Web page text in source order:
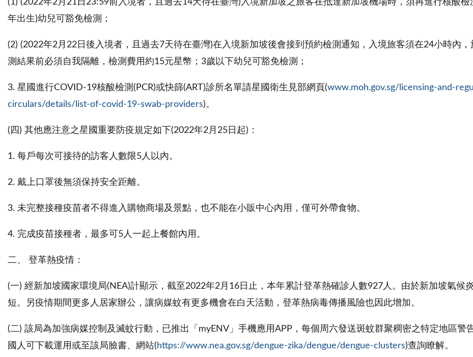
(1) (2022年2月21日23:59前入境者，且過去14天待在臺灣)入境新加坡之旅客在抵達新加坡機場時，須再進行核酸
年出生)幼兒可豁免檢測；
(2) (2022年2月22日後入境者，且過去7天待在臺灣)在入境新加坡後會接到預約檢測通知，入境旅客須在24小時內
測結果前必須自我隔離，檢測費用約15元星幣；3歲以下幼兒可豁免檢測；
3. 星國進行COVID-19核酸檢測(PCR)或快篩(ART)診所名單請星國衛生見部網頁(www.moh.gov.sg/licensing-and-
circulars/details/list-of-covid-19-swab-providers)。
(四) 其他應注意之星國重要防疫規定如下(2022年2月25日起)：
1. 每戶每次可接待的訪客人數限5人以內。
2. 戴上口罩後無須保持安全距離。
3. 未完整接種疫苗者不得進入購物商場及景點，也不能在小販中心內用，僅可外帶食物。
4. 完成疫苗接種者，最多可5人一起上餐館內用。
二、 登革熱疫情：
(一) 經新加坡國家環境局(NEA)計顯示，截至2022年2月16日止，本年累計登革熱確診人數927人。由於新加坡氣候
短。另疫情期間更多人居家辦公，讓病媒蚊有更多機會在白天活動，登革熱病毒傳播風險也因此增加。
(二) 該局為加強病媒控制及滅蚊行動，已推出「myENV」手機應用APP，每個周六發送斑蚊群聚稠密之特定地區
國人可下載運用或至該局臉書、網站( https://www.nea.gov.sg/dengue-zika/dengue/dengue-clusters)查詢瞭解。